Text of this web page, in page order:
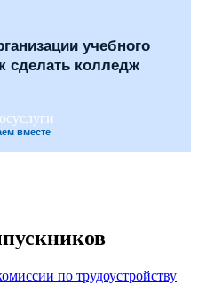
учебного
сделать колледж
вместе
по трудоустройству